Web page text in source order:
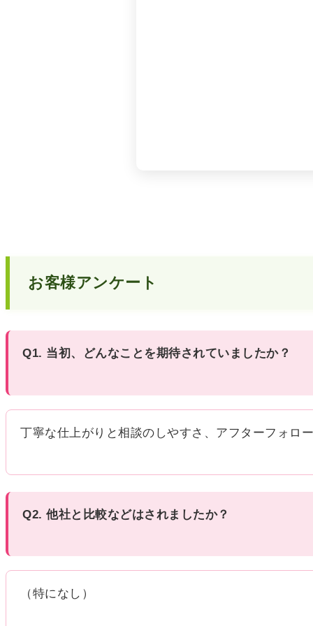
お客様アンケート
Q1. 当初、どんなことを期待されていましたか？
丁寧な仕上がりと相談のしやすさ、アフターフォロ
Q2. 他社と比較などはされましたか？
（特になし）